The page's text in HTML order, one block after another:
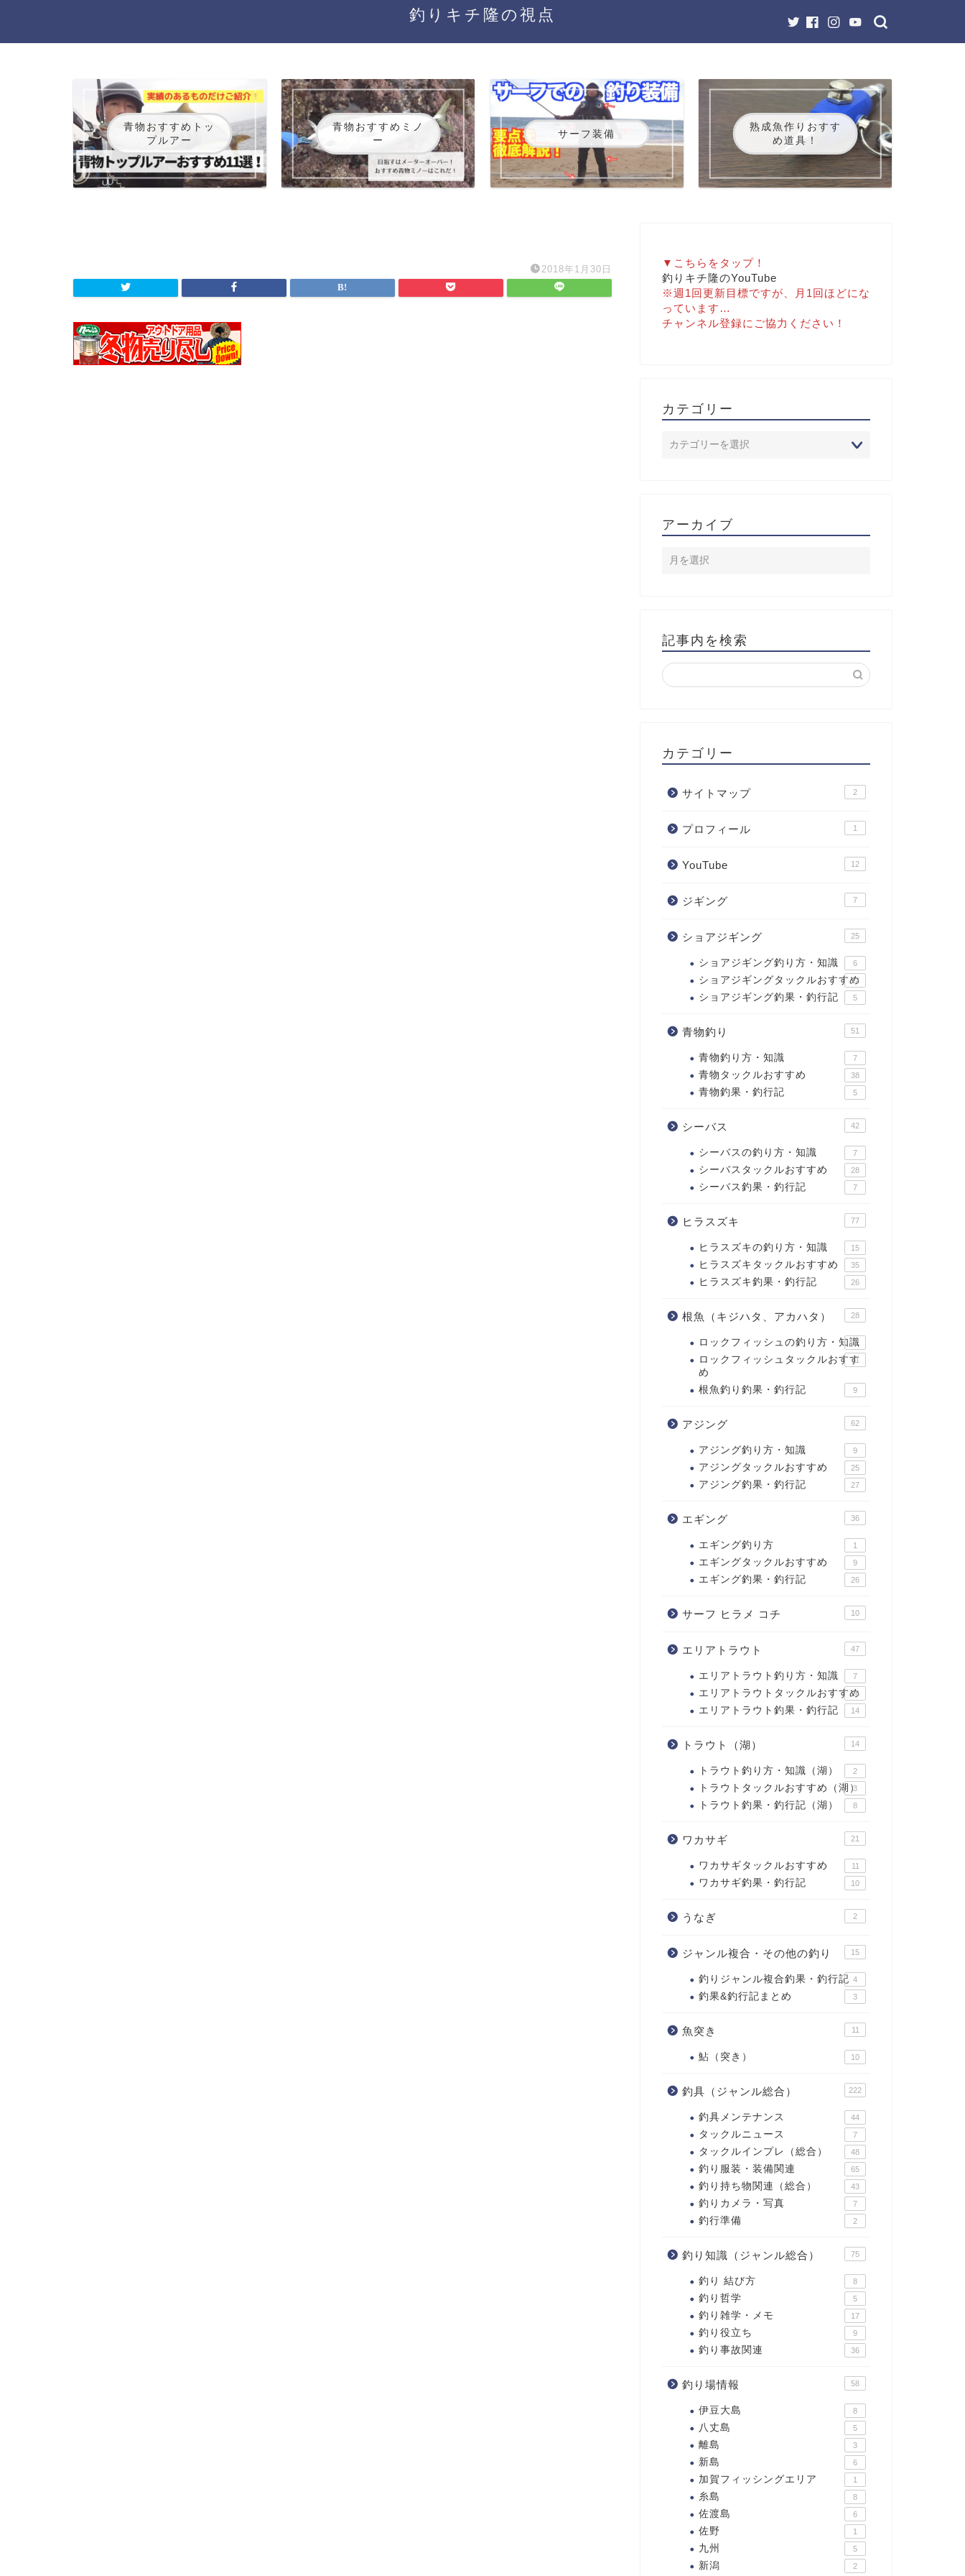
釣りキチ隆の視点
青物おすすめトッ
プルアー
青物おすすめミノ
ー
サーフ装備
熟成魚作りおすす
め道具！
2018年1月30日
▼こちらをタップ！
釣りキチ隆のYouTube
※週1回更新目標ですが、月1回ほどにな
っています…
チャンネル登録にご協力ください！
カテゴリー
アーカイブ
記事内を検索
カテゴリー
サイトマップ 2
プロフィール 1
YouTube 12
ジギング 7
ショアジギング 25
ショアジギング釣り方・知識 6
ショアジギングタックルおすすめ
12
ショアジギング釣果・釣行記 5
青物釣り 51
青物釣り方・知識 7
青物タックルおすすめ 38
青物釣果・釣行記 5
シーバス 42
シーバスの釣り方・知識 7
シーバスタックルおすすめ 28
シーバス釣果・釣行記 7
ヒラスズキ 77
ヒラスズキの釣り方・知識 15
ヒラスズキタックルおすすめ 35
ヒラスズキ釣果・釣行記 26
根魚（キジハタ、アカハタ） 28
ロックフィッシュの釣り方・知識
2
ロックフィッシュタックルおすす
め
11
根魚釣り釣果・釣行記 9
アジング 62
アジング釣り方・知識 9
アジングタックルおすすめ 25
アジング釣果・釣行記 27
エギング 36
エギング釣り方 1
エギングタックルおすすめ 9
エギング釣果・釣行記 26
サーフ ヒラメ コチ 10
エリアトラウト 47
エリアトラウト釣り方・知識 7
エリアトラウトタックルおすすめ
26
エリアトラウト釣果・釣行記 14
トラウト（湖） 14
トラウト釣り方・知識（湖） 2
トラウトタックルおすすめ（湖）
3
トラウト釣果・釣行記（湖） 8
ワカサギ 21
ワカサギタックルおすすめ 11
ワカサギ釣果・釣行記 10
うなぎ 2
ジャンル複合・その他の釣り 15
釣りジャンル複合釣果・釣行記 4
釣果&釣行記まとめ 3
魚突き 11
鮎（突き） 10
釣具（ジャンル総合） 222
釣具メンテナンス 44
タックルニュース 7
タックルインプレ（総合） 48
釣り服装・装備関連 65
釣り持ち物関連（総合） 43
釣りカメラ・写真 7
釣行準備 2
釣り知識（ジャンル総合） 75
釣り 結び方 8
釣り哲学 5
釣り雑学・メモ 17
釣り役立ち 9
釣り事故関連 36
釣り場情報 58
伊豆大島 8
八丈島 5
離島 3
新島 6
加賀フィッシングエリア 1
糸島 8
佐渡島 6
佐野 1
九州 5
新潟 2